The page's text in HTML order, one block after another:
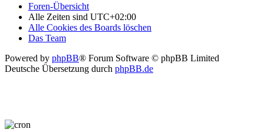
Foren-Übersicht
Alle Zeiten sind UTC+02:00
Alle Cookies des Boards löschen
Das Team
Powered by phpBB® Forum Software © phpBB Limited
Deutsche Übersetzung durch phpBB.de